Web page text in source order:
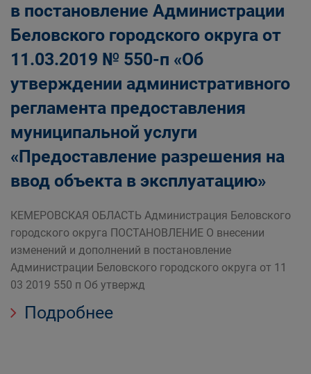
в постановление Администрации
Беловского городского округа от
11.03.2019 № 550-п «Об
утверждении административного
регламента предоставления
муниципальной услуги
«Предоставление разрешения на
ввод объекта в эксплуатацию»
КЕМЕРОВСКАЯ ОБЛАСТЬ Администрация Беловского
городского округа ПОСТАНОВЛЕНИЕ О внесении
изменений и дополнений в постановление
Администрации Беловского городского округа от 11
03 2019 550 п Об утвержд
Подробнее